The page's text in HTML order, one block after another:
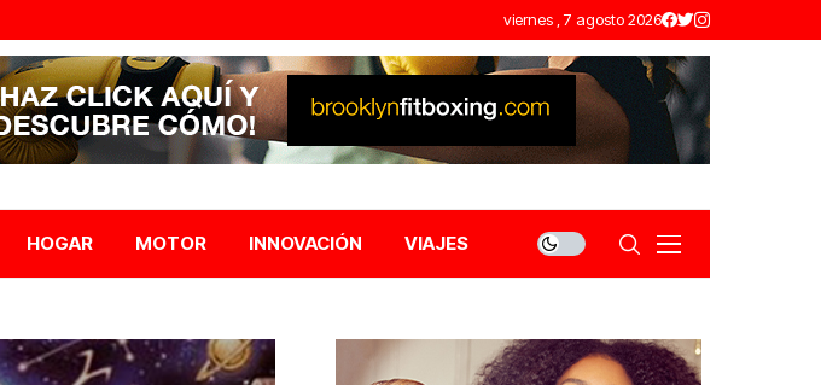
viernes , 7 agosto 2026
HOGAR MOTOR INNOVACIÓN VIAJES